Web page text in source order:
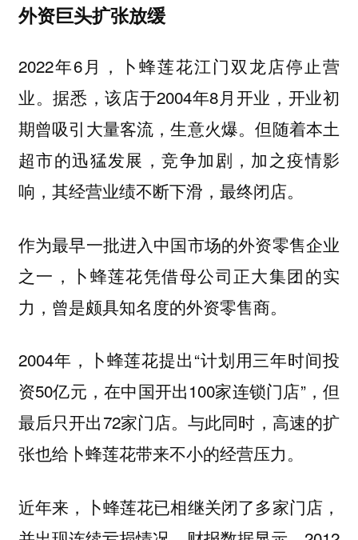
外资巨头扩张放缓
2022年6月，卜蜂莲花江门双龙店停止营
业。据悉，该店于2004年8月开业，开业初
期曾吸引大量客流，生意火爆。但随着本土
超市的迅猛发展，竞争加剧，加之疫情影
响，其经营业绩不断下滑，最终闭店。
作为最早一批进入中国市场的外资零售企业
之一，卜蜂莲花凭借母公司正大集团的实
力，曾是颇具知名度的外资零售商。
2004年，卜蜂莲花提出“计划用三年时间投
资50亿元，在中国开出100家连锁门店”，但
最后只开出72家门店。与此同时，高速的扩
张也给卜蜂莲花带来不小的经营压力。
近年来，卜蜂莲花已相继关闭了多家门店，